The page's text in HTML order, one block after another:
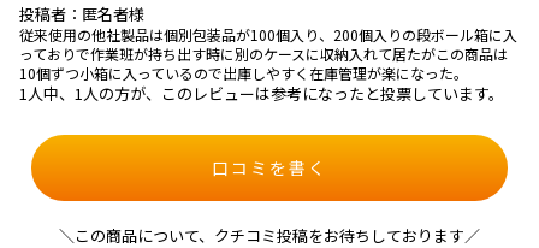
投稿者：匿名者様
従来使用の他社製品は個別包装品が100個入り、200個入りの段ボール箱に入
っておりで作業班が持ち出す時に別のケースに収納入れて居たがこの商品は
10個ずつ小箱に入っているので出庫しやすく在庫管理が楽になった。
1人中、1人の方が、このレビューは参考になったと投票しています。
口コミを書く
＼この商品について、クチコミ投稿をお待ちしております／